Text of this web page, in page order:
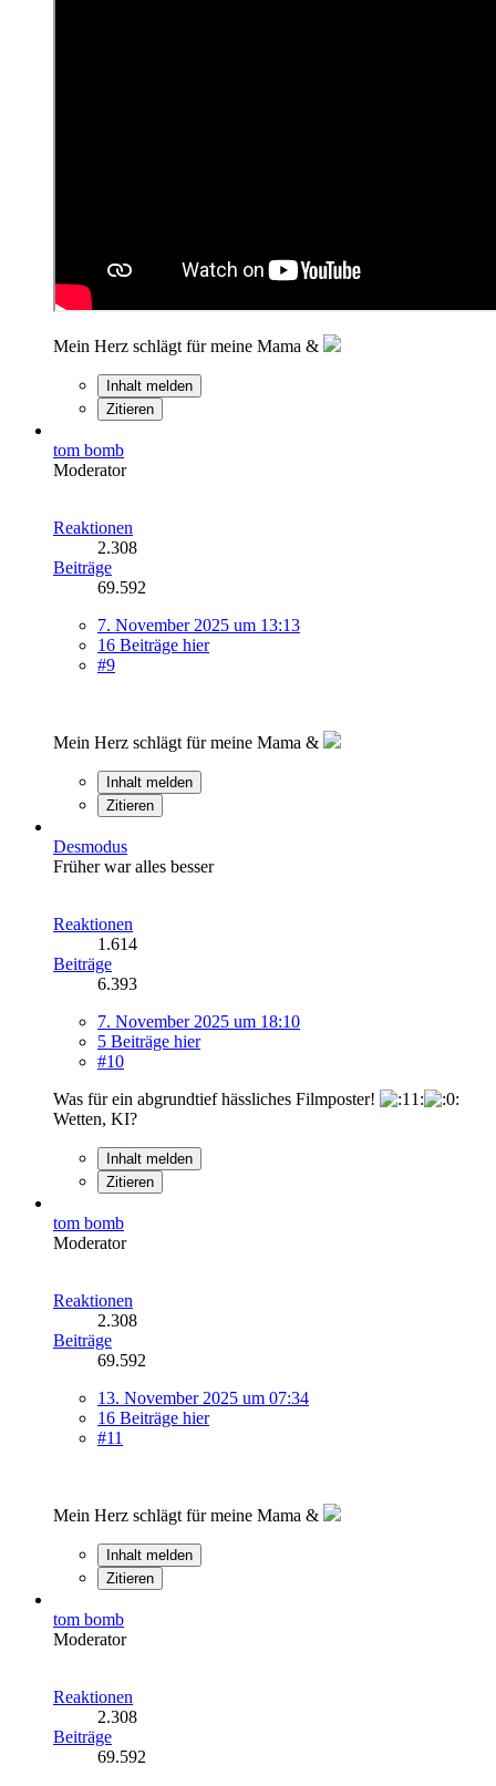
Mein Herz schlägt für meine Mama &
Inhalt melden
Zitieren
tom bomb
Moderator
Reaktionen
2.308
Beiträge
69.592
7. November 2025 um 13:13
16 Beiträge hier
#9
Mein Herz schlägt für meine Mama &
Inhalt melden
Zitieren
Desmodus
Früher war alles besser
Reaktionen
1.614
Beiträge
6.393
7. November 2025 um 18:10
5 Beiträge hier
#10
Was für ein abgrundtief hässliches Filmposter!
Wetten, KI?
Inhalt melden
Zitieren
tom bomb
Moderator
Reaktionen
2.308
Beiträge
69.592
13. November 2025 um 07:34
16 Beiträge hier
#11
Mein Herz schlägt für meine Mama &
Inhalt melden
Zitieren
tom bomb
Moderator
Reaktionen
2.308
Beiträge
69.592